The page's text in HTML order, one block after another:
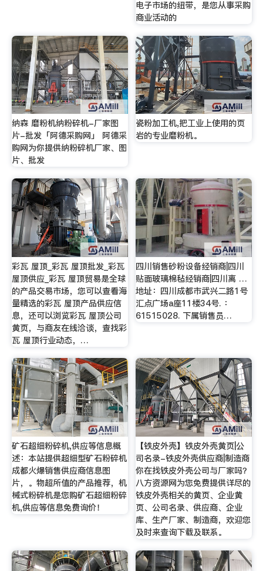
电子市场的纽带，是您从事采购
商业活动的
纳森 磨粉机纳粉碎机-厂家图
片-批发「阿德采购网」 阿德采
购网为你提供纳粉碎机厂家、图
片、批发
瓷粉加工机,把工业上使用的页
岩的专业磨粉机。
彩瓦 屋顶_彩瓦 屋顶批发_彩瓦
屋顶供应_彩瓦 屋顶贸易是全球
的产品交易市场，您可以查看海
量精选的彩瓦 屋顶产品供应信
息，还可以浏览彩瓦 屋顶公司
黄页，与商友在线洽谈，查找彩
瓦 屋顶行业动态，…
四川销售砂粉设备经销商|四川
贴面玻璃棉毡经销商|四川离 …
地址：四川成都市武兴二路1号
汇点广场a座11楼34号. ：
61515028. 下属销售员…
矿石超细粉碎机,供应等信息概
述：本站提供超细型矿石粉碎机
成都火爆销售供应商信息图
片，。物超所值的产品推荐，机
械式粉碎机是您购矿石超细粉碎
机,供应等信息免费询价！
【铁皮外壳】铁皮外壳黄页|公
司名录-铁皮外壳供应商|制造商
你在找铁皮外壳公司与厂家吗？
八方资源网为您免费提供详尽的
铁皮外壳相关的黄页、企业黄
页、公司名录、供应商、企业
库、生产厂家、制造商，欢迎您
及时来查询下载及联系。